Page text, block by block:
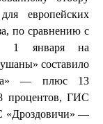
европейских
по сравнению с
1 января на
составило
— плюс 13
процентов, ГИС
«Дроздовичи» —